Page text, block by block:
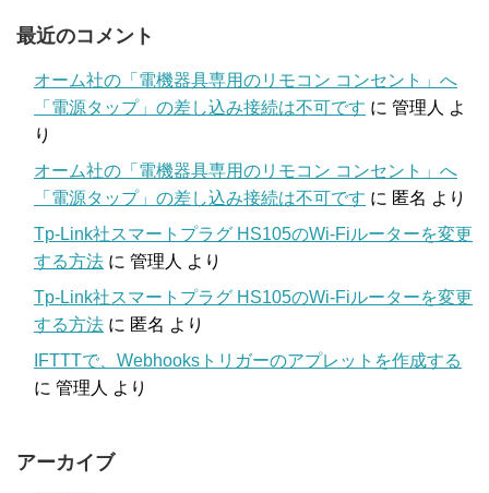
最近のコメント
オーム社の「電機器具専用のリモコン コンセント」へ
「電源タップ」の差し込み接続は不可です に 管理人 よ
り
オーム社の「電機器具専用のリモコン コンセント」へ
「電源タップ」の差し込み接続は不可です に 匿名 より
Tp-Link社スマートプラグ HS105のWi-Fiルーターを変更
する方法 に 管理人 より
Tp-Link社スマートプラグ HS105のWi-Fiルーターを変更
する方法 に 匿名 より
IFTTTで、Webhooksトリガーのアプレットを作成する
に 管理人 より
アーカイブ